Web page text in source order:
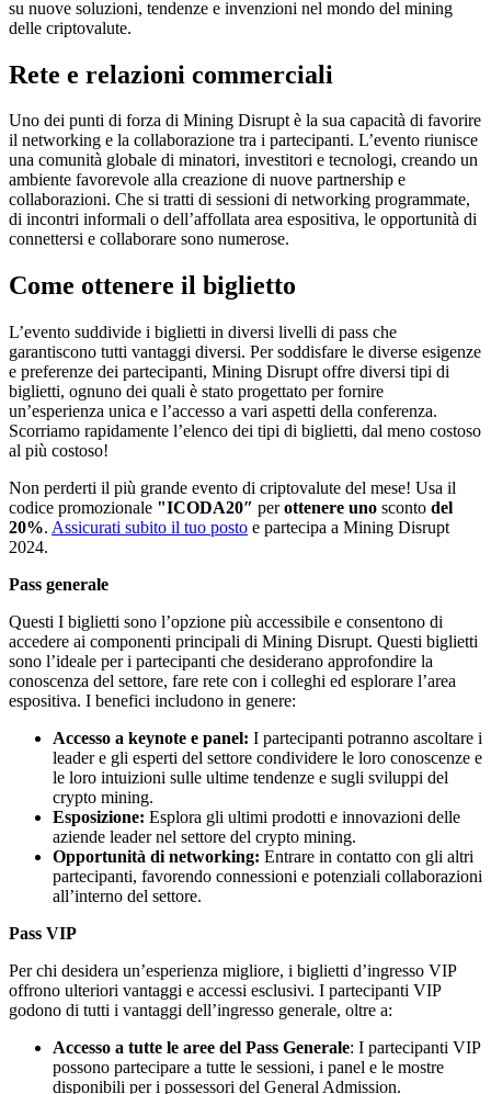
su nuove soluzioni, tendenze e invenzioni nel mondo del mining
delle criptovalute.
Rete e relazioni commerciali
Uno dei punti di forza di Mining Disrupt è la sua capacità di favorire
il networking e la collaborazione tra i partecipanti. L’evento riunisce
una comunità globale di minatori, investitori e tecnologi, creando un
ambiente favorevole alla creazione di nuove partnership e
collaborazioni. Che si tratti di sessioni di networking programmate,
di incontri informali o dell’affollata area espositiva, le opportunità di
connettersi e collaborare sono numerose.
Come ottenere il biglietto
L’evento suddivide i biglietti in diversi livelli di pass che
garantiscono tutti vantaggi diversi. Per soddisfare le diverse esigenze
e preferenze dei partecipanti, Mining Disrupt offre diversi tipi di
biglietti, ognuno dei quali è stato progettato per fornire
un’esperienza unica e l’accesso a vari aspetti della conferenza.
Scorriamo rapidamente l’elenco dei tipi di biglietti, dal meno costoso
al più costoso!
Non perderti il più grande evento di criptovalute del mese! Usa il
codice promozionale "ICODA20″ perottenere uno sconto del
20%. Assicurati subito il tuo posto e partecipa a Mining Disrupt
2024.
Pass generale
Questi I biglietti sono l’opzione più accessibile e consentono di
accedere ai componenti principali di Mining Disrupt. Questi biglietti
sono l’ideale per i partecipanti che desiderano approfondire la
conoscenza del settore, fare rete con i colleghi ed esplorare l’area
espositiva. I benefici includono in genere:
Accesso a keynote e panel: I partecipanti potranno ascoltare i
leader e gli esperti del settore condividere le loro conoscenze e
le loro intuizioni sulle ultime tendenze e sugli sviluppi del
crypto mining.
Esposizione: Esplora gli ultimi prodotti e innovazioni delle
aziende leader nel settore del crypto mining.
Opportunità di networking: Entrare in contatto con gli altri
partecipanti, favorendo connessioni e potenziali collaborazioni
all’interno del settore.
Pass VIP
Per chi desidera un’esperienza migliore, i biglietti d’ingresso VIP
offrono ulteriori vantaggi e accessi esclusivi. I partecipanti VIP
godono di tutti i vantaggi dell’ingresso generale, oltre a:
Accesso a tutte le aree del Pass Generale: I partecipanti VIP
possono partecipare a tutte le sessioni, i panel e le mostre
disponibili per i possessori del General Admission.